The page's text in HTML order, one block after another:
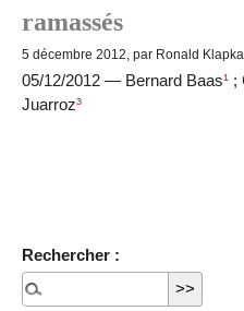
ramassés
5 décembre 2012, par Ronald Klapka
05/12/2012 — Bernard Baas¹ ;
Juarroz³
Rechercher :